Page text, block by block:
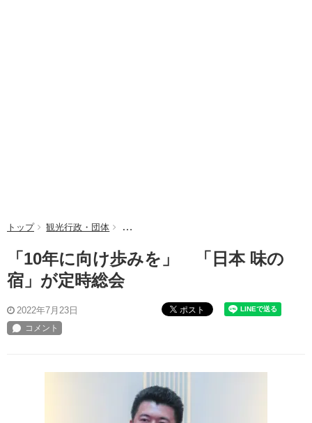
トップ 観光行政・団体 「10年に向け歩みを」 「日本 味の宿」が定
「10年に向け歩みを」 「日本 味の
宿」が定時総会
2022年7月23日 ポスト